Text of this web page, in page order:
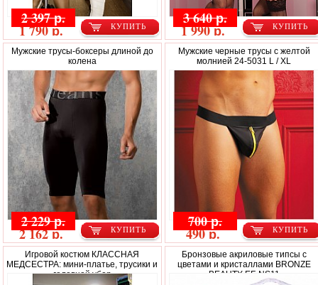
КУПИТЬ
2 397 р.
1 790 р. КУПИТЬ
3 640 р.
1 990 р.
Мужские трусы-боксеры длиной до
колена
КУПИТЬ
2 229 р.
2 162 р.
Мужские черные трусы с желтой
молнией 24-5031 L / XL
КУПИТЬ
700 р.
490 р.
Игровой костюм КЛАССНАЯ
МЕДСЕСТРА: мини-платье, трусики и
головной убор
Бронзовые акриловые типсы с
цветами и кристаллами BRONZE
BEAUTY EF-NS11